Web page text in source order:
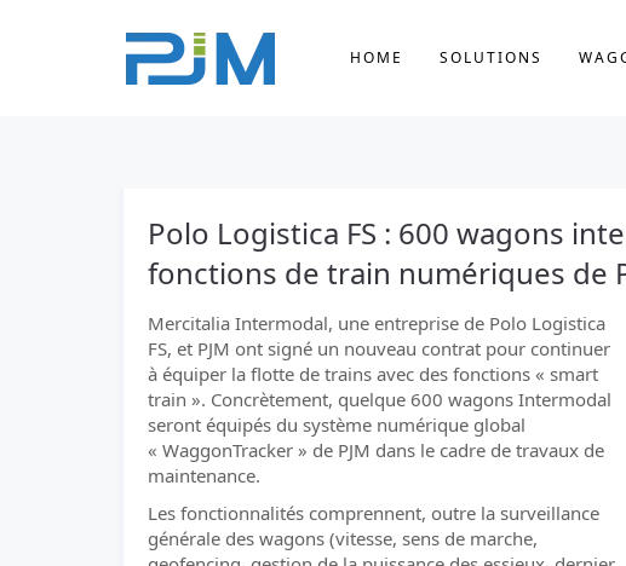
HOME SOLUTIONS
Polo Logistica FS : 600 wagons
fonctions de train numériques de
Mercitalia Intermodal, une entreprise de Polo Logistica
FS, et PJM ont signé un nouveau contrat pour continuer
à équiper la flotte de trains avec des fonctions « smart
train ». Concrètement, quelque 600 wagons Intermodal
seront équipés du système numérique global
« WaggonTracker » de PJM dans le cadre de travaux de
maintenance.
Les fonctionnalités comprennent, outre la surveillance
générale des wagons (vitesse, sens de marche,